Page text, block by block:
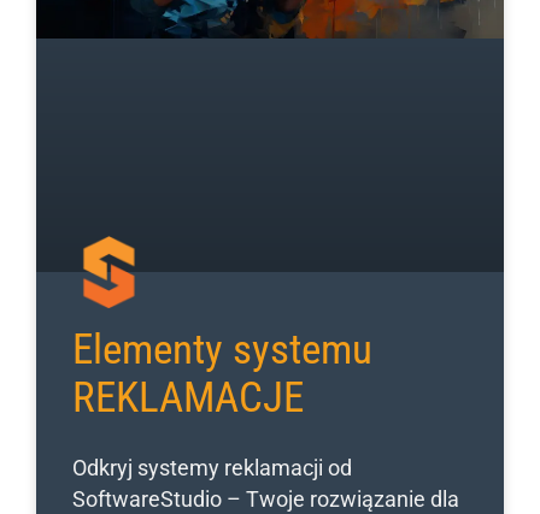
Elementy systemu
REKLAMACJE
Odkryj systemy reklamacji od
SoftwareStudio – Twoje rozwiązanie dla